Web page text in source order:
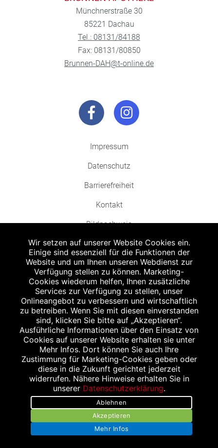
Münchnerstraße 30
85221 Dachau
Tel.: 08131/84188
Fax: 08131/80850
Brunnen-DAH@t-online.de
Impressum
Datenschutz
Barrierefreiheit
Kontakt
Bildnachweis
Abgabe in haushaltsüblichen Mengen, solange der Vorrat reicht. Für Druck-
und Satzfehler keine Haftung.
Zu Risiken und Nebenwirkungen lesen Sie die Packungsbeilage und fragen
Sie Ihren Arzt oder Apotheker.
Angabe nach der deutschen Arzneimitteltaxe Apothekenerstattungspreis
(AEP). Der AEP ist keine unverbindliche Preisempfehlung der Hersteller. Der
AEP ist ein von den Apotheken in Ansatz gebrachter Preis für rezeptfreie
Arzneimittel. Er entspricht in der Höhe dem für Apotheken verbindlichen
Abgabepreis, zu dem eine Apotheke in bestimmten Fällen (z.B. bei Kindern
unter 12 Jahren) das Produkt mit der gesetzlichen Krankenversicherung
abrechnet. Der AEP ist der allgemeine Erstattungspreis im Falle einer
Kostenübernahme durch die gesetzlichen Krankenkassen, vor Abzug eines
Zwangsrabattes (zur Zeit 5%) nach §130 Abs. 1 SGB V.
Unverbindliche Preisempfehlung des Herstellers (UVP).
powered by apovena.de
Wir setzen auf unserer Website Cookies ein.
Einige sind essenziell für die Funktionen der
Website und um Ihnen unseren Webdienst zur
Verfügung stellen zu können. Marketing-
Cookies wiederum helfen, Ihnen zusätzliche
Services zur Verfügung zu stellen, unser
Onlineangebot zu verbessern und wirtschaftlich
zu betreiben. Wenn Sie mit diesen einverstanden
sind, klicken Sie bitte auf „Akzeptieren“.
Ausführliche Informationen über den Einsatz von
Cookies auf unserer Website erhalten sie unter
Mehr Infos. Dort können Sie auch Ihre
Zustimmung für Marketing-Cookies geben oder
diese in die Zukunft gerichtet jederzeit
widerrufen. Nähere Hinweise erhalten Sie in
unserer Datenschutzerklärung.
Ablehnen
Akzeptieren
Mehr Infos